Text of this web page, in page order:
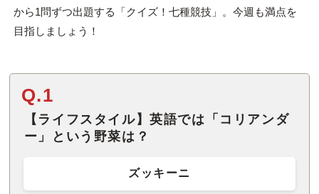
から1問ずつ出題する「クイズ！七種競技」。今週も満点を
目指しましょう！
Q.1
【ライフスタイル】英語では「コリアンダ
ー」という野菜は？
ズッキーニ